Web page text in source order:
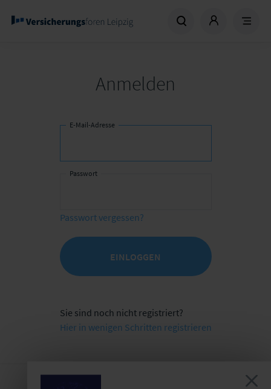
Anmelden
E-Mail-Adresse
Passwort
Passwort vergessen?
EINLOGGEN
Sie sind noch nicht registriert?
Hier in wenigen Schritten registrieren